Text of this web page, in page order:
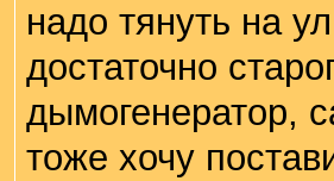
надо тянуть на
достаточно
дымогенератор,
тоже хочу